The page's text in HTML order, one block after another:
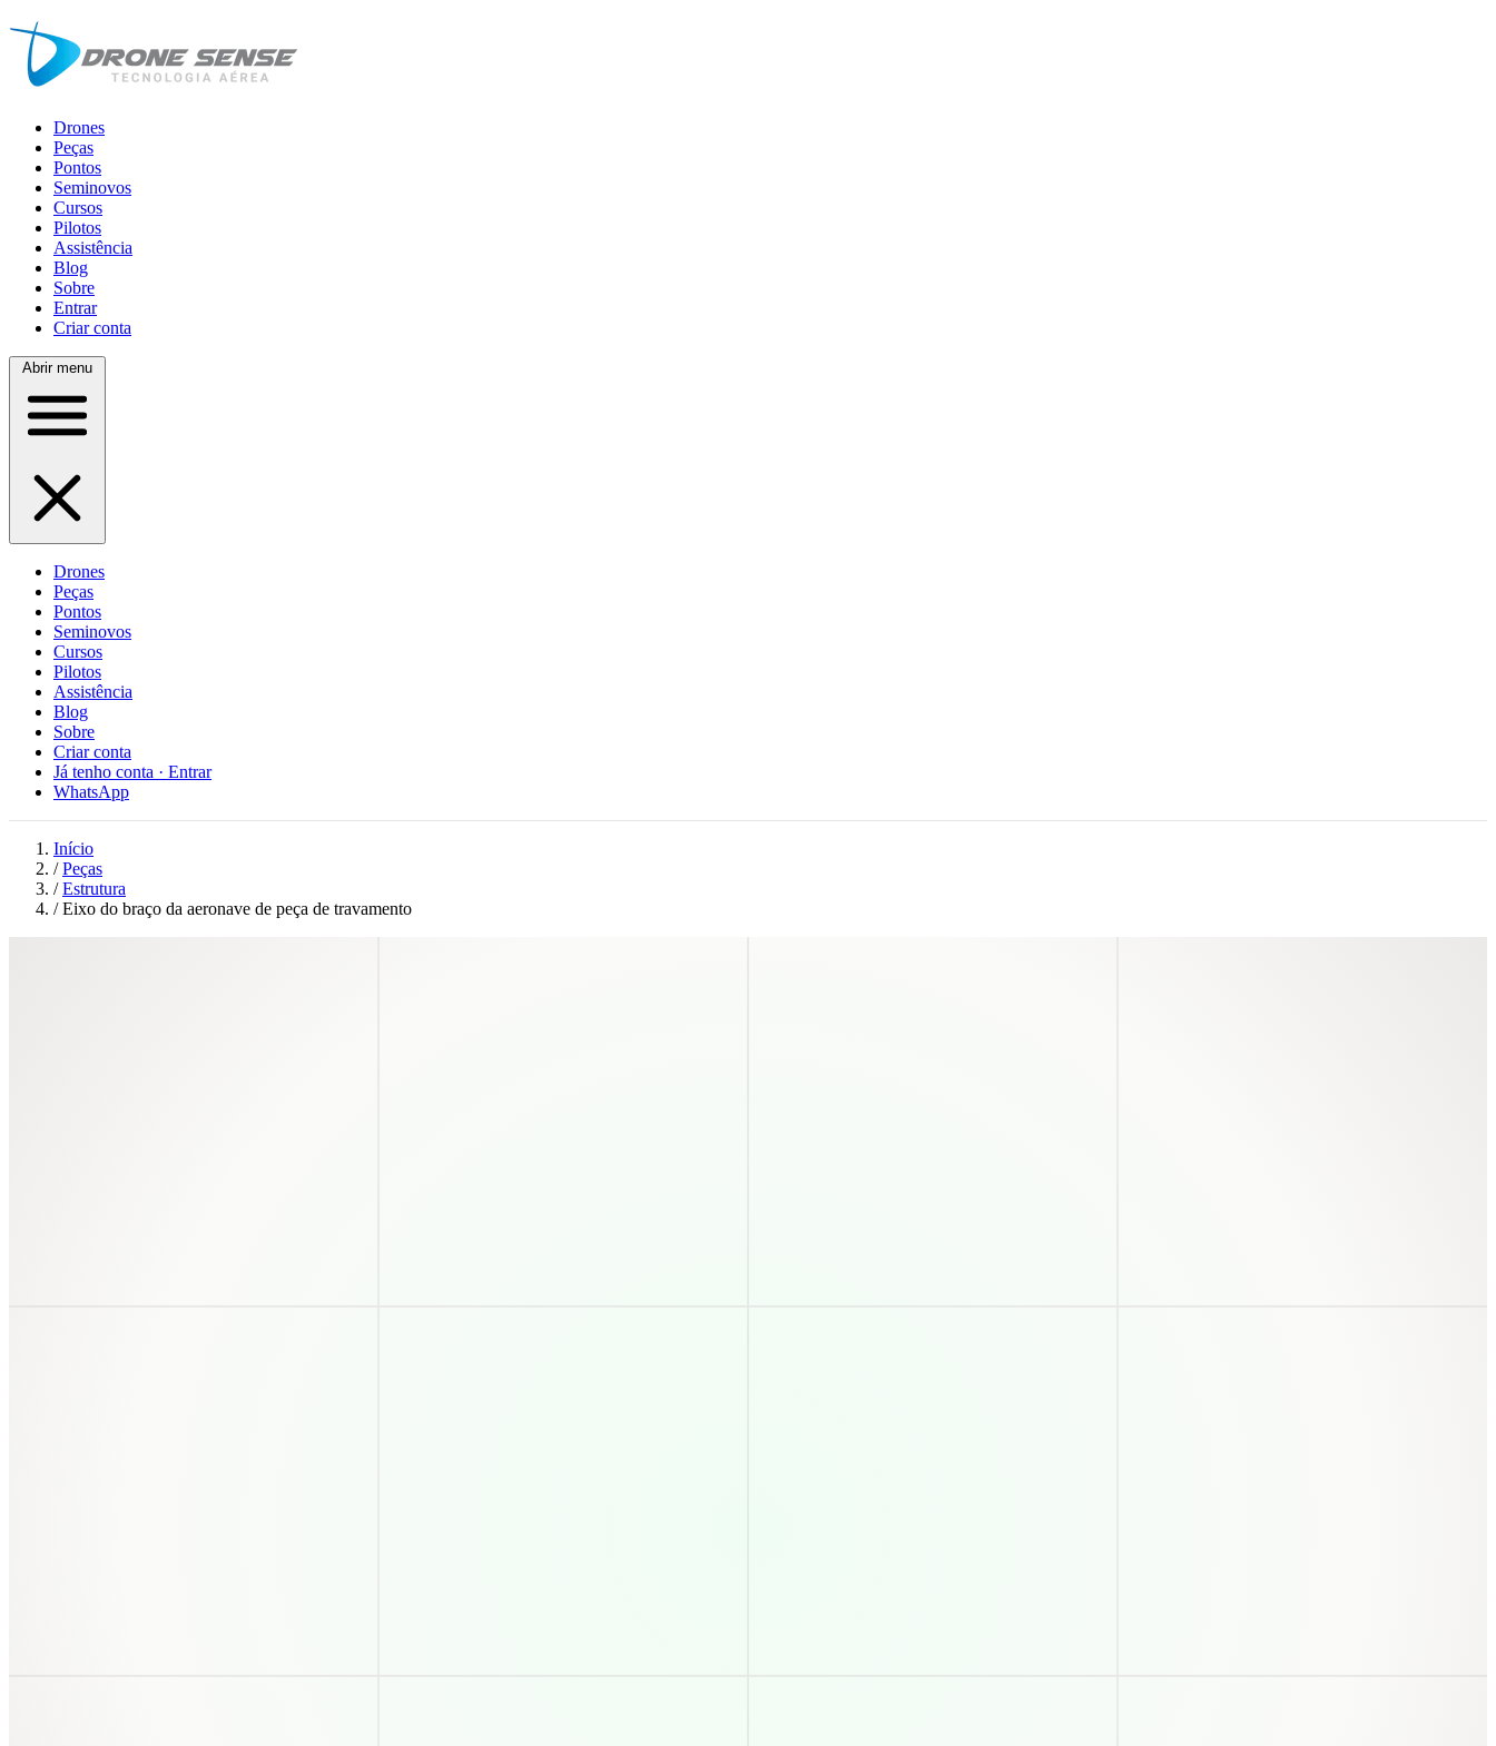
Drones
Peças
Pontos
Seminovos
Cursos
Pilotos
Assistência
Blog
Sobre
Entrar
Criar conta
Abrir menu
Drones
Peças
Pontos
Seminovos
Cursos
Pilotos
Assistência
Blog
Sobre
Criar conta
Já tenho conta · Entrar
WhatsApp
Início
/ Peças
/ Estrutura
/ Eixo do braço da aeronave de peça de travamento